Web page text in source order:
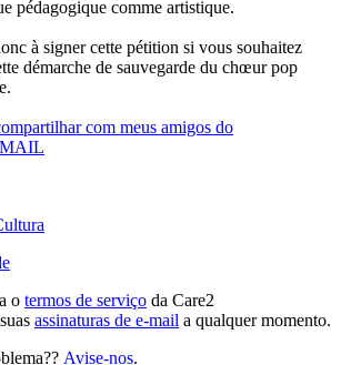
pédagogique comme artistique.
à signer cette pétition si vous souhaitez
démarche de sauvegarde du chœur pop
com meus amigos do
o termos de serviço da Care2
assinaturas de e-mail a qualquer momento.
Avise-nos.